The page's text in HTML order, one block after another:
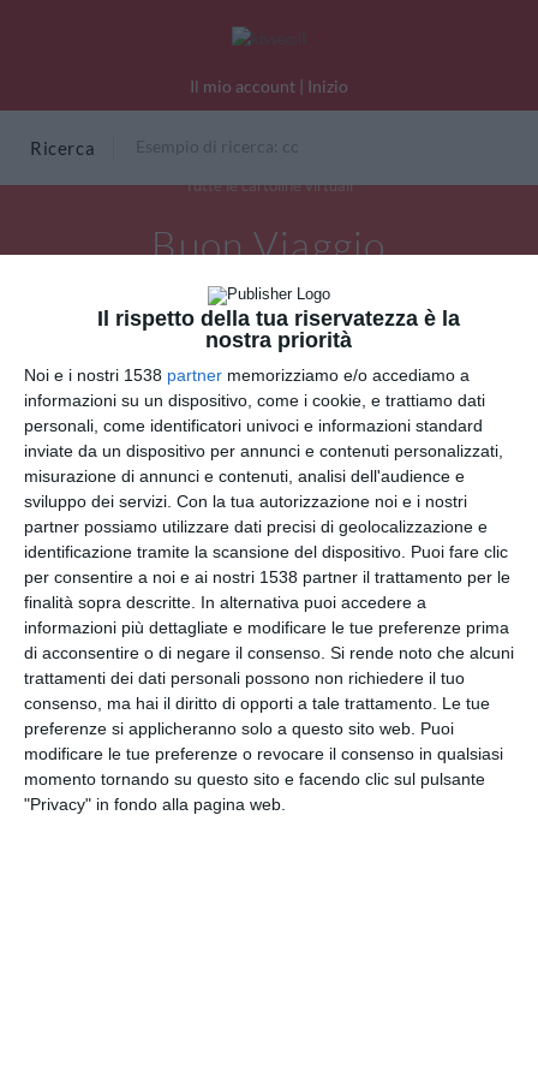
Il rispetto della tua riservatezza è la
nostra priorità
Noi e i nostri 1538 partner memorizziamo e/o accediamo a
informazioni su un dispositivo, come i cookie, e trattiamo dati
personali, come identificatori univoci e informazioni standard
inviate da un dispositivo per annunci e contenuti personalizzati,
misurazione di annunci e contenuti, analisi dell'audience e
sviluppo dei servizi. Con la tua autorizzazione noi e i nostri
partner possiamo utilizzare dati precisi di geolocalizzazione e
identificazione tramite la scansione del dispositivo. Puoi fare clic
per consentire a noi e ai nostri 1538 partner il trattamento per le
finalità sopra descritte. In alternativa puoi accedere a
informazioni più dettagliate e modificare le tue preferenze prima
di acconsentire o di negare il consenso. Si rende noto che alcuni
trattamenti dei dati personali possono non richiedere il tuo
consenso, ma hai il diritto di opporti a tale trattamento. Le tue
preferenze si applicheranno solo a questo sito web. Puoi
modificare le tue preferenze o revocare il consenso in qualsiasi
momento tornando su questo sito e facendo clic sul pulsante
"Privacy" in fondo alla pagina web.
Il mio account | Inizio
Ricerca
Tutte le cartoline virtuali
Buon Viaggio
INVIA QUESTA CARTOLINA
via Email(GRATUITO)
CONDIVIDI QUESTA
CARTOLINA
Facebook, Twitter, WhatsApp, ...